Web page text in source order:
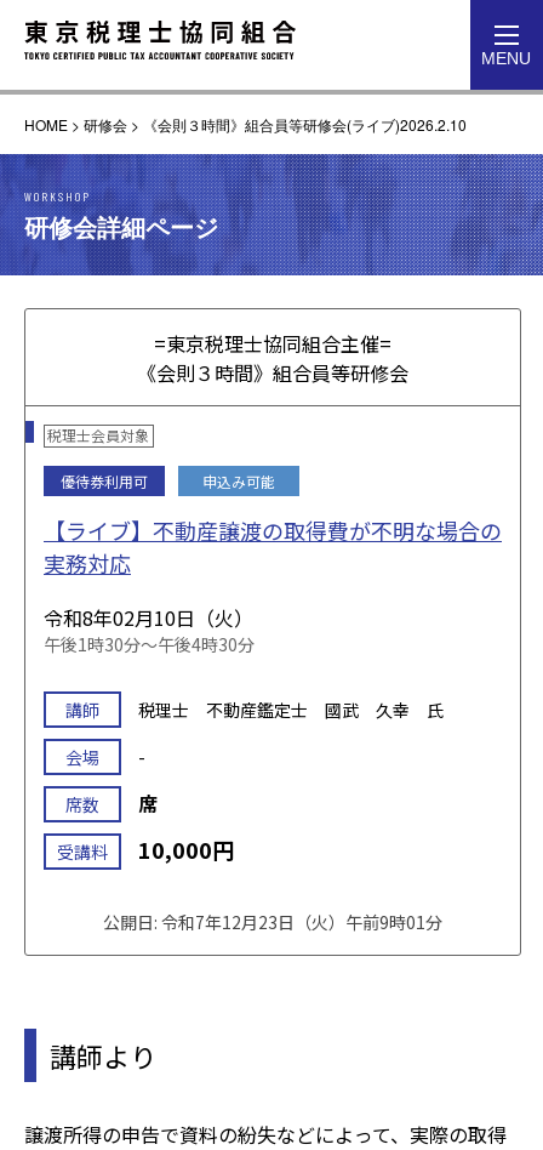
MENU
HOME > 研修会 > 《会則３時間》組合員等研修会(ライブ)2026.2.10
WORKSHOP
研修会詳細ページ
=東京税理士協同組合主催=
《会則３時間》組合員等研修会
税理士会員対象
優待券利用可 申込み可能
【ライブ】不動産譲渡の取得費が不明な場合の
実務対応
令和8年02月10日（火）
午後1時30分～午後4時30分
講師
税理士 不動産鑑定士 國武 久幸 氏
会場
-
席数
席
受講料 10,000円
公開日: 令和7年12月23日（火）午前9時01分
講師より
譲渡所得の申告で資料の紛失などによって、実際の取得